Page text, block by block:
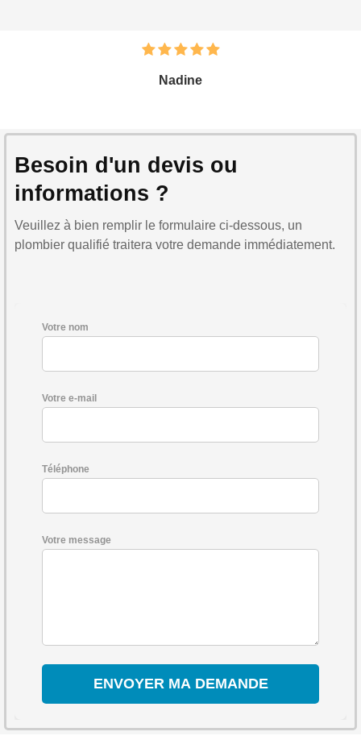
Nadine
Besoin d'un devis ou
informations ?
Veuillez à bien remplir le formulaire ci-dessous, un
plombier qualifié traitera votre demande immédiatement.
Votre nom
Votre e-mail
Téléphone
Votre message